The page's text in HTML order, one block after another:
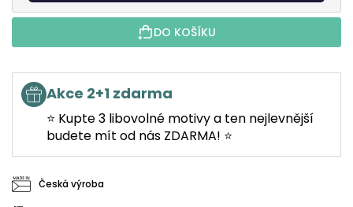
DO KOŠÍKU
Akce 2+1 zdarma
⭐ Kupte 3 libovolné motivy a ten nejlevnější
budete mít od nás ZDARMA! ⭐
Česká výroba